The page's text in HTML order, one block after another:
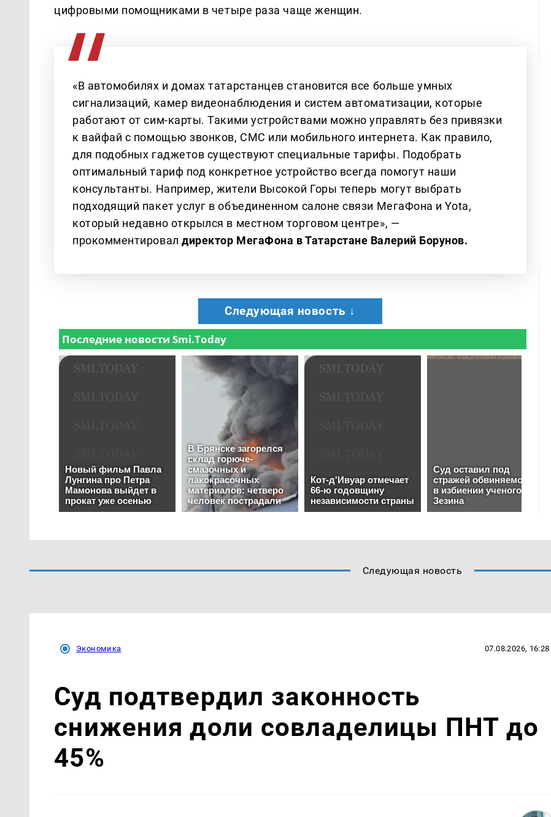
цифровыми помощниками в четыре раза чаще женщин.
«В автомобилях и домах татарстанцев становится все больше умных
сигнализаций, камер видеонаблюдения и систем автоматизации, которые
работают от сим-карты. Такими устройствами можно управлять без привязки
к вайфай с помощью звонков, СМС или мобильного интернета. Как правило,
для подобных гаджетов существуют специальные тарифы. Подобрать
оптимальный тариф под конкретное устройство всегда помогут наши
консультанты. Например, жители Высокой Горы теперь могут выбрать
подходящий пакет услуг в объединенном салоне связи МегаФона и Yota,
который недавно открылся в местном торговом центре», —
прокомментировалдиректор МегаФона в Татарстане Валерий Борунов.
Следующая новость ↓
Следующая новость
Экономика 07.08.2026, 16:28
Суд подтвердил законность
снижения доли совладелицы ПНТ до
45%